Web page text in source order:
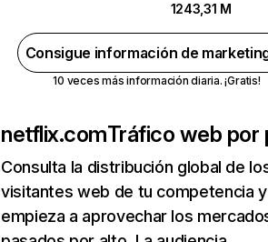
1243,31 M
Consigue información de
10 veces más información diaria. ¡Gratis!
netflix.comTráfico web por
Consulta la distribución global de
visitantes web de tu competencia y
empieza a aprovechar los